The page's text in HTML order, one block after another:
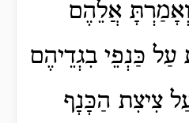
אֲלֵהֶם
עַל כַּנְפֵי בִגְדֵיהֶם
צִיצִת הַכָּנָף